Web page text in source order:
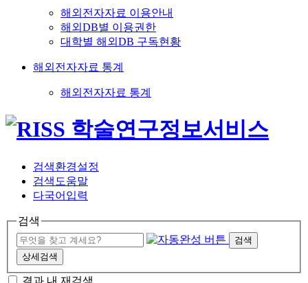
해외전자자료 이용안내
해외DB별 이용권한
대학별 해외DB 구독현황
해외전자자료 통계
해외전자자료 통계
검색환경설정
검색도움말
다국어입력
검색
검색
상세검색